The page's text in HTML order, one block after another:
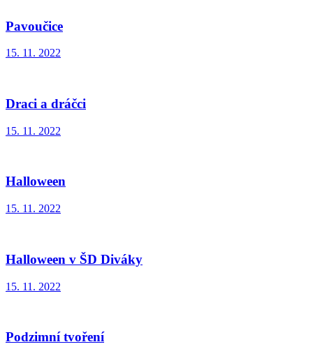
Pavoučice
15. 11. 2022
Draci a dráčci
15. 11. 2022
Halloween
15. 11. 2022
Halloween v ŠD Diváky
15. 11. 2022
Podzimní tvoření